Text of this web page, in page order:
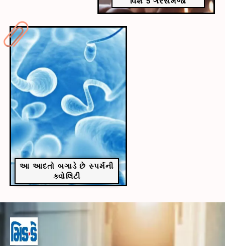
આ આદતો બગાડે છે સ્પર્મની
ક્વોલિટી